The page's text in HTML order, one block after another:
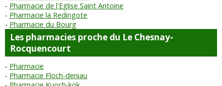
Pharmacie de l'Eglise Saint Antoine
Pharmacie la Redingote
Pharmacie du Bourg
Les pharmacies proche du Le Chesnay-
Rocquencourt
Pharmacie
Pharmacie Floch-deniau